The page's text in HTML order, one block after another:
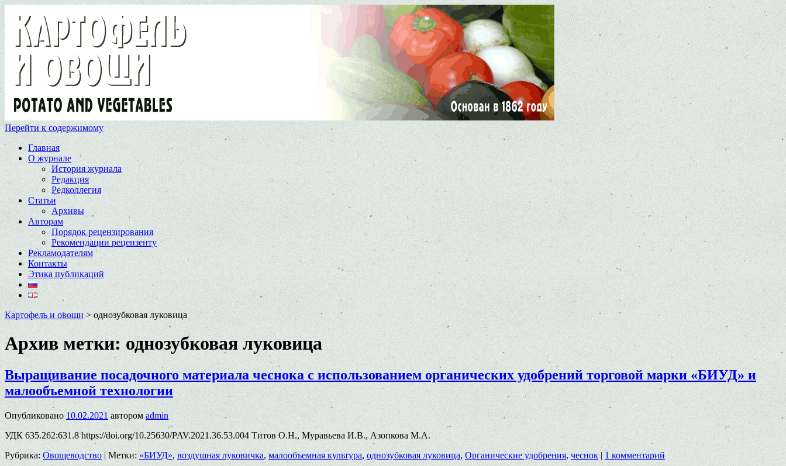
Перейти к содержимому
Главная
О журнале
История журнала
Редакция
Редколлегия
Статьи
Архивы
Авторам
Порядок рецензирования
Рекомендации рецензенту
Рекламодателям
Контакты
Этика публикаций
Картофель и овощи > однозубковая луковица
Архив метки: однозубковая луковица
Выращивание посадочного материала чеснока с использованием органических удобрений торговой марки «БИУД» и
малообъемной технологии
Опубликовано 10.02.2021 автором admin
УДК 635.262:631.8 https://doi.org/10.25630/PAV.2021.36.53.004 Титов О.Н., Муравьева И.В., Азопкова М.А.
Рубрика: Овощеводство | Метки: «БИУД», воздушная луковичка, малообъемная культура, однозубковая луковица,Органические удобрения, чеснок | 1 комментарий